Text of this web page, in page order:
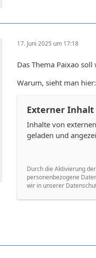
17. Juni 2025 um 17:18
Das Thema Paixao
Warum, sieht man hier:
Externer Inhalt
Inhalte von
geladen und
Durch die Aktivierung
personenbezogene
wir in unserer